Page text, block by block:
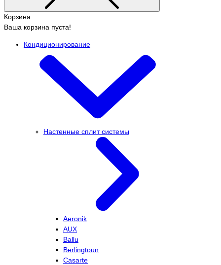
Корзина
Ваша корзина пуста!
Кондиционирование
Настенные сплит системы
Aeronik
AUX
Ballu
Berlingtoun
Casarte